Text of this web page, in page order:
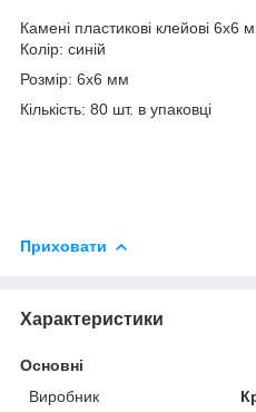
Камені пластикові клейові 6х6
Колір: синій
Розмір: 6х6 мм
Кількість: 80 шт. в упаковці
Приховати
Характеристики
Основні
Виробник